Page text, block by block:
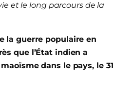
et le long parcours de la
la guerre populaire en
que l’État indien a
dans le pays, le 31